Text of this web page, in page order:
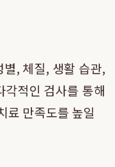
, 체질, 생활 습관,
적인 검사를 통해
료 만족도를 높일